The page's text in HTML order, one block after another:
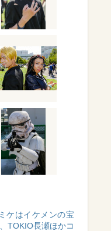
ケはイケメンの宝
TOKIO長瀬ほかコ